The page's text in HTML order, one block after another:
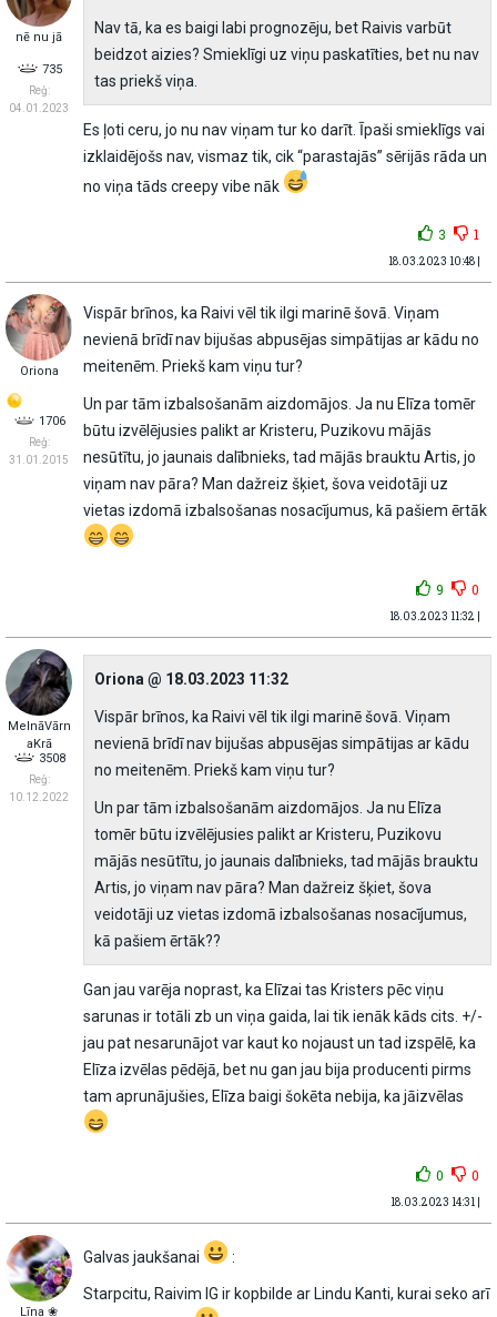
nē nu jā
735
Reģ:
04.01.2023
Nav tā, ka es baigi labi prognozēju, bet Raivis varbūt
beidzot aizies? Smieklīgi uz viņu paskatīties, bet nu nav
tas priekš viņa.
Es ļoti ceru, jo nu nav viņam tur ko darīt. Īpaši smieklīgs vai
izklaidējošs nav, vismaz tik, cik “parastajās” sērijās rāda un
no viņa tāds creepy vibe nāk
3 1
18.03.2023 10:48 |
Oriona
1706
Reģ:
31.01.2015
Vispār brīnos, ka Raivi vēl tik ilgi marinē šovā. Viņam
nevienā brīdī nav bijušas abpusējas simpātijas ar kādu no
meitenēm. Priekš kam viņu tur?
Un par tām izbalsošanām aizdomājos. Ja nu Elīza tomēr
būtu izvēlējusies palikt ar Kristeru, Puzikovu mājās
nesūtītu, jo jaunais dalībnieks, tad mājās brauktu Artis, jo
viņam nav pāra? Man dažreiz šķiet, šova veidotāji uz
vietas izdomā izbalsošanas nosacījumus, kā pašiem ērtāk
9 0
18.03.2023 11:32 |
MelnāVārn
aKrā
3508
Reģ:
10.12.2022
Oriona @ 18.03.2023 11:32
Vispār brīnos, ka Raivi vēl tik ilgi marinē šovā. Viņam
nevienā brīdī nav bijušas abpusējas simpātijas ar kādu
no meitenēm. Priekš kam viņu tur?
Un par tām izbalsošanām aizdomājos. Ja nu Elīza
tomēr būtu izvēlējusies palikt ar Kristeru, Puzikovu
mājās nesūtītu, jo jaunais dalībnieks, tad mājās brauktu
Artis, jo viņam nav pāra? Man dažreiz šķiet, šova
veidotāji uz vietas izdomā izbalsošanas nosacījumus,
kā pašiem ērtāk??
Gan jau varēja noprast, ka Elīzai tas Kristers pēc viņu
sarunas ir totāli zb un viņa gaida, lai tik ienāk kāds cits. +/-
jau pat nesarunājot var kaut ko nojaust un tad izspēlē, ka
Elīza izvēlas pēdējā, bet nu gan jau bija producenti pirms
tam aprunājušies, Elīza baigi šokēta nebija, ka jāizvēlas
0 0
18.03.2023 14:31 |
Līna ❀
Galvas jaukšanai :
Starpcitu, Raivim IG ir kopbilde ar Lindu Kanti, kurai seko arī